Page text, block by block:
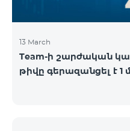
13 March
Team-ի շարժական
թիվը գերազանցել է 1